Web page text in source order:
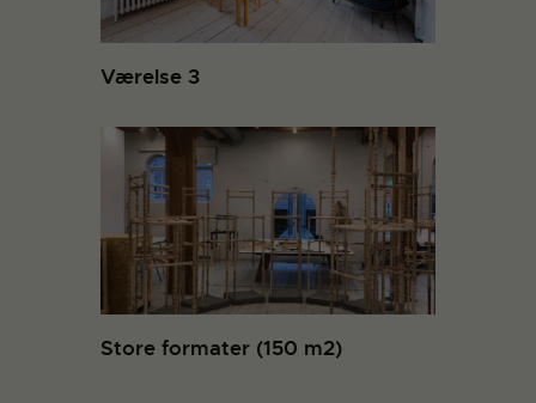
Værelse 3
Store formater (150 m2)